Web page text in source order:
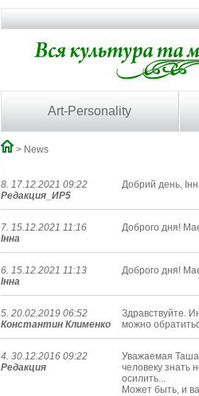
Art-Personality
> News
8. 17.12.2021 09:22
Редакция_ИР5
Добрий день,
7. 15.12.2021 11:16
Інна
Доброго дня!
6. 15.12.2021 11:13
Інна
Доброго дня!
5. 20.02.2019 06:52
Константин Клименко
Здравствуйте.
можно
4. 30.12.2016 09:22
Редакция
Уважаемая
человеку знать
осилить...
Может быть, и